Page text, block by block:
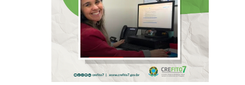
INTERNACIONAL
DE LIDERANÇAS